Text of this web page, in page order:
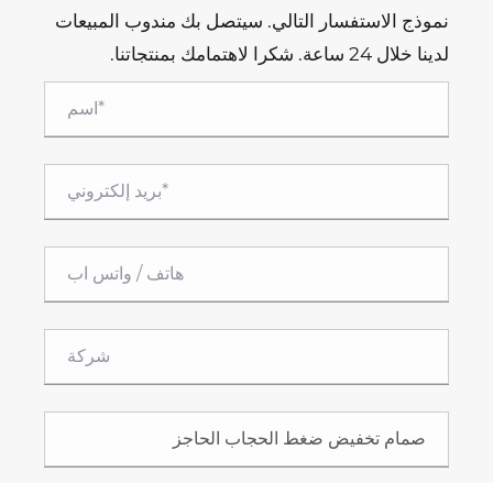
نموذج الاستفسار التالي. سيتصل بك مندوب المبيعات
لدينا خلال 24 ساعة. شكرا لاهتمامك بمنتجاتنا.